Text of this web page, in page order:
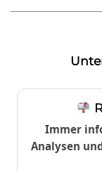
Immer
Analysen